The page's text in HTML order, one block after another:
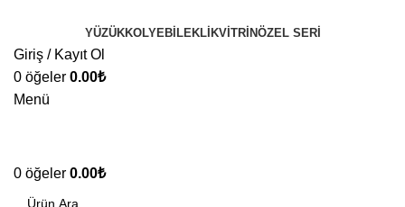
YÜZÜKKOLYE BILEKLIKVITRINÖZEL SERI
Giriş / Kayıt Ol
0 öğeler 0.00₺
Menü
0 öğeler 0.00₺